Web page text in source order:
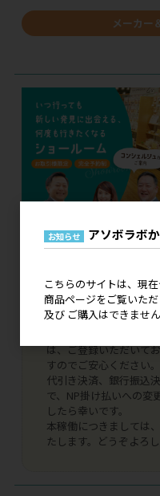
メーカー
現在、こちらのサイト
ログイン 及び ご購入
い。
は、ご登録いただいて
すのでご安心ください。
代引き決済、銀行振込
で、NP掛け払いへの
したら幸いです。
本稼働につきましては
たします。どうぞよろ
お知らせ アソボラボ
こちらのサイトは、現在
商品ページをご覧いた
及び ご購入はできませ